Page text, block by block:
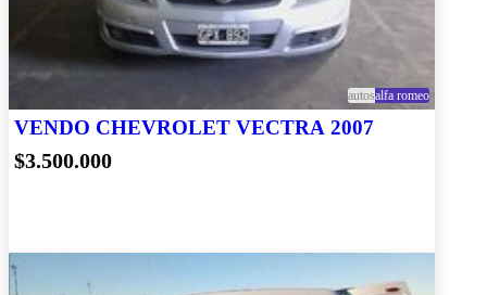
autosalfa romeo
VENDO CHEVROLET VECTRA 2007
$3.500.000